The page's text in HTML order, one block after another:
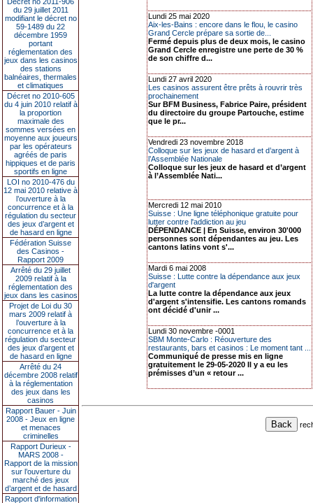
du 29 juillet 2011
modifiant le décret no
59-1489 du 22
décembre 1959
portant
réglementation des
jeux dans les casinos
des stations
balnéaires, thermales
et climatiques
Décret no 2010-605
du 4 juin 2010 relatif à
la proportion
maximale des
sommes versées en
moyenne aux joueurs
par les opérateurs
agréés de paris
hippiques et de paris
sportifs en ligne
LOI no 2010-476 du
12 mai 2010 relative à
l’ouverture à la
concurrence et à la
régulation du secteur
des jeux d’argent et
de hasard en ligne
Fédération Suisse
des Casinos -
Rapport 2009
Arrêté du 29 juillet
2009 relatif à la
réglementation des
jeux dans les casinos
Projet de Loi du 30
mars 2009 relatif à
l’ouverture à la
concurrence et à la
régulation du secteur
des jeux d’argent et
de hasard en ligne
Arrêté du 24
décembre 2008 relatif
à la réglementation
des jeux dans les
casinos
Rapport Bauer - Juin
2008 - Jeux en ligne
et menaces
criminelles
Rapport Durieux -
MARS 2008 -
Rapport de la mission
sur l’ouverture du
marché des jeux
d’argent et de hasard
Rapport d'information
Lundi 25 mai 2020
Aix-les-Bains : encore dans le flou, le casino
Grand Cercle prépare sa sortie de...
Fermé depuis plus de deux mois, le casino
Grand Cercle enregistre une perte de 30 %
de son chiffre d...
Lundi 27 avril 2020
Les casinos assurent être prêts à rouvrir très
prochainement
Sur BFM Business, Fabrice Paire, président
du directoire du groupe Partouche, estime
que le pr...
Vendredi 23 novembre 2018
Colloque sur les jeux de hasard et d’argent à
l’Assemblée Nationale
Colloque sur les jeux de hasard et d’argent
à l’Assemblée Nati...
Mercredi 12 mai 2010
Suisse : Une ligne téléphonique gratuite pour
lutter contre l'addiction au jeu
DÉPENDANCE | En Suisse, environ 30'000
personnes sont dépendantes au jeu. Les
cantons latins vont s'...
Mardi 6 mai 2008
Suisse : Lutte contre la dépendance aux jeux
d'argent
La lutte contre la dépendance aux jeux
d'argent s'intensifie. Les cantons romands
ont décidé d'unir ...
Lundi 30 novembre -0001
SBM Monte-Carlo : Réouverture des
restaurants, bars et casinos : Le moment tant ...
Communiqué de presse mis en ligne
gratuitement le 29-05-2020 Il y a eu les
prémisses d’un « retour ...